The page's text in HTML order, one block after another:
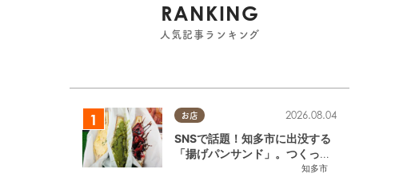
RANKING
人気記事ランキング
お店
知多市
2026.08.04
SNSで話題！知多市に出没する
「揚げパンサンド」。つくって
いるのはお祭りお兄さん!?【ち